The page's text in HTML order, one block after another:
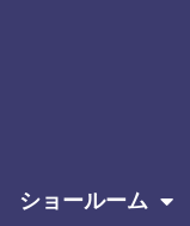
ショールーム